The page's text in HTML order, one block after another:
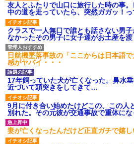
ハードオフに売っていた4万
4000円のフィギュアがヤバすぎ
るｗｗｗｗｗｗ「こんな高い
の？ｗｗ」「逆に超安い」
私「ちょっと、人の家の金庫
触らないでよ！」キチママ『そ
こに金庫があったから、開けて
みようとしただけ☆』義兄「泥
は出てけ！二度と来るな！」結
果・・・
私「初めて飲む味だけどなん
のお茶？」彼「ちっ！」私「」
【GIF】JSのカンチョーワロ
タ
後続車にクラクションを鳴ら
され彼氏が逆切れ。「何クラク
ション鳴らしてんだ！降りてこ
いよ！」と怒鳴りだし...
ミミ
たそ
ー』
異常
間拒
由が
みた
友人とふたりで山口に旅行した時の事
中の道を走っていたら、突然ガガッ！
クラスで一人無口で誰とも話さない男
なかったその男子に女子達がお土産を
日航機墜落事故の「ここからは日本語
感がヤバイ・・・
17年飼っていた犬が亡くなった。鼻水
近づいて頭突きをしてきて…
9月に付き合い始めたけどこの、この人
別れた。その元彼が交通事故で重体に
妻が亡くなったんだけど正直ガチで嬉し